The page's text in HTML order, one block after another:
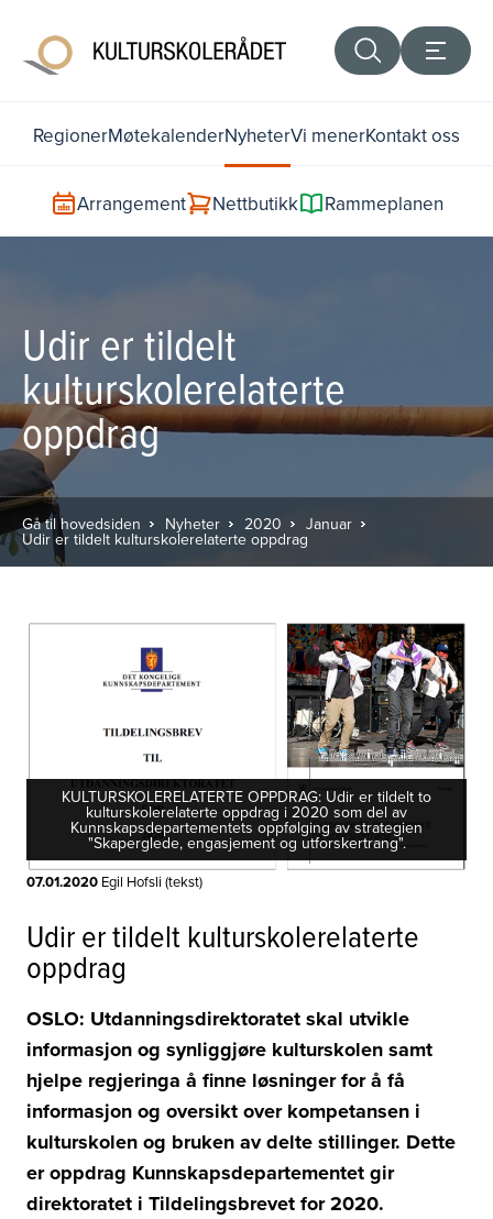
RegionerMøtekalenderNyheterVi menerKontakt oss
Arrangement Nettbutikk Rammeplanen
Udir er tildelt
kulturskolerelaterte
oppdrag
Gå til hovedsiden Nyheter 2020 Januar
Udir er tildelt kulturskolerelaterte oppdrag
KULTURSKOLERELATERTE OPPDRAG: Udir er tildelt to
kulturskolerelaterte oppdrag i 2020 som del av
Kunnskapsdepartementets oppfølging av strategien
"Skaperglede, engasjement og utforskertrang".
07.01.2020 Egil Hofsli (tekst)
Udir er tildelt kulturskolerelaterte
oppdrag
OSLO: Utdanningsdirektoratet skal utvikle
informasjon og synliggjøre kulturskolen samt
hjelpe regjeringa å finne løsninger for å få
informasjon og oversikt over kompetansen i
kulturskolen og bruken av delte stillinger. Dette
er oppdrag Kunnskapsdepartementet gir
direktoratet i Tildelingsbrevet for 2020.